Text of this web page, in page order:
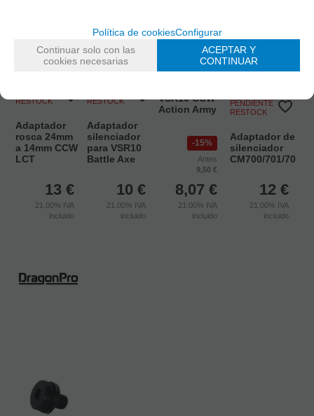
RESTOCK
Adaptador
rosca 24mm
a 14mm CCW
LCT
13 €
21.00% IVA
incluido
RESTOCK
Adaptador
silenciador
para VSR10
Battle Axe
10 €
21.00% IVA
incluido
PENDIENTE DE
VSR10 CCW
Action Army
15%
Antes
9,50 €
8,07 €
21.00% IVA
incluido
PENDIENTE DE
RESTOCK
Adaptador de
silenciador
CM700/701/702
12 €
21.00% IVA
incluido
Política de cookiesConfigurar
Continuar solo con las
cookies necesarias
ACEPTAR Y
CONTINUAR